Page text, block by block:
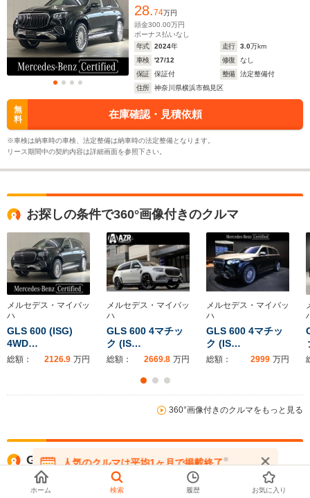
WLTCモード
燃費
ホイールベース
-m
-
28.74万円
頭金300.00万円
ボーナス払いなし
年式
2024年 走行 3.0万km
車検
'27/12 修復
なし
保証
保証付 整備
法定整備付
住所
神奈川県横浜市鶴見区
無
料
在庫確認・見積依頼
※車検は納車時の車検、法定整備は納車時の法定整備となります。
リース期間中の契約内容は詳細画面を参照下さい。
お探しの条件で360°画像付きのクルマ
メルセデス・マイバッ
ハ
GLS 600 (ISG)
4WD…
総額： 2126.9 万円
メルセデス・マイバッ
ハ
GLS 600 4マチッ
ク (IS…
総額： 2669.8 万円
メルセデス・マイバッ
ハ
GLS 600 4マチッ
ク (IS…
総額： 2999 万円
360°画像付きのクルマをもっと見る
GLSの基本情報
平均価格 2247.7万円
人気のクルマは平均1ヶ月で掲載終了※
在庫が無くなる前にお問い合わせください
ホーム 検索 履歴 お気に入り